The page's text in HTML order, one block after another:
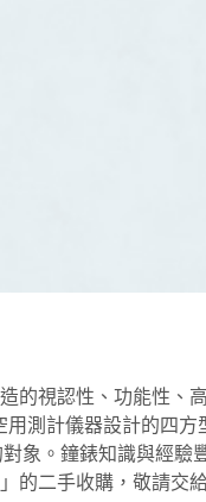
的視認性、功能性、
測計儀器設計的四方
象。鐘錶知識與經驗
的二手收購，敬請交